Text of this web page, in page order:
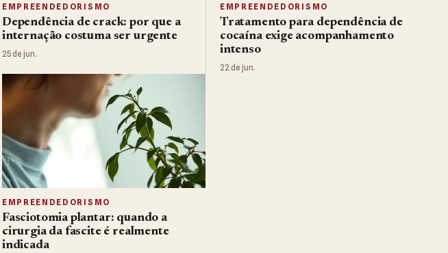
EMPREENDEDORISMO
Dependência de crack: por que a
internação costuma ser urgente
25 de jun.
EMPREENDEDORISMO
Tratamento para dependência de
cocaína exige acompanhamento
intenso
22 de jun.
EMPREENDEDORISMO
Fasciotomia plantar: quando a
cirurgia da fascite é realmente
indicada